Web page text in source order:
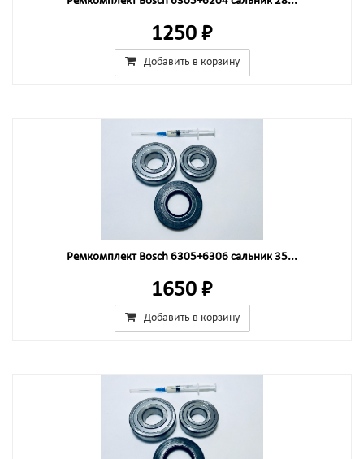
1250 ₽
Добавить в корзину
Ремкомплект Bosch 6305+6306 сальник 35...
1650 ₽
Добавить в корзину